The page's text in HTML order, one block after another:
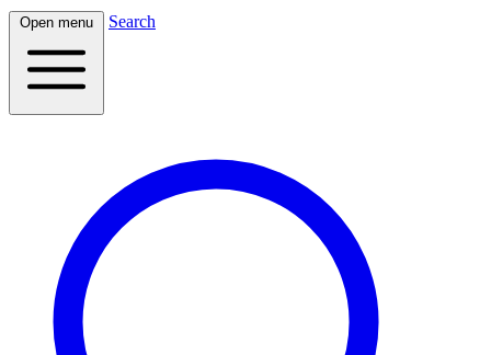
Open menu Search